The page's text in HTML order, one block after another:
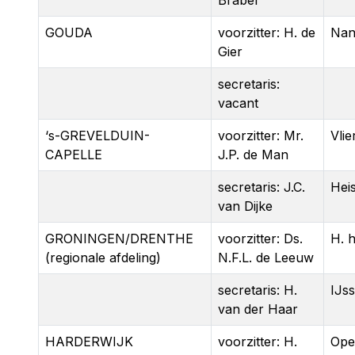
GOUDA
voorzitter: H. de
Gier
secretaris:
vacant
‘s-GREVELDUIN-
CAPELLE
voorzitter: Mr.
J.P. de Man
secretaris: J.C.
van Dijke
GRONINGEN/DRENTHE
(regionale afdeling)
voorzitter: Ds.
N.F.L. de Leeuw
H.
secretaris: H.
van der Haar
HARDERWIJK
voorzitter: H.